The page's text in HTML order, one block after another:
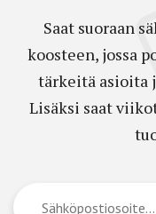
Saat suoraan
koosteen, jossa
tärkeitä asioita
Lisäksi saat